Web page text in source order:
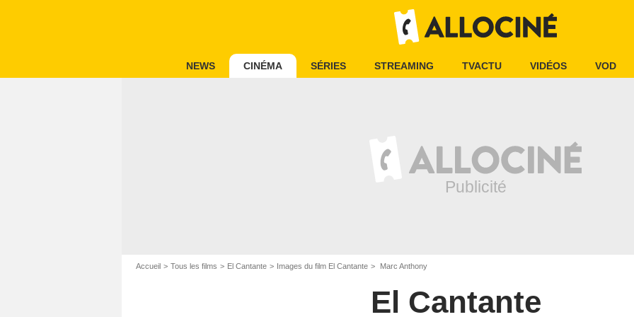
NEWS CINÉMA SÉRIES STREAMING TVACTU VIDÉOS VOD
Accueil Tous les films El Cantante Images du film El Cantante Marc Anthony
El Cantante